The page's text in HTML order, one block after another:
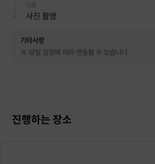
10분
사진 촬영
기타사항
※ 당일 일정에 따라 변동될 수 있습니다.
진행하는 장소